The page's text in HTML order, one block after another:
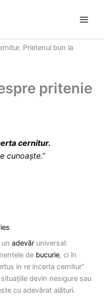
pritenie
cernitur.
cunoaște.”
adevăr universal:
de bucurie, ci în
in re incerta cernitur”
devin nesigure sau
cu adevărat alături.